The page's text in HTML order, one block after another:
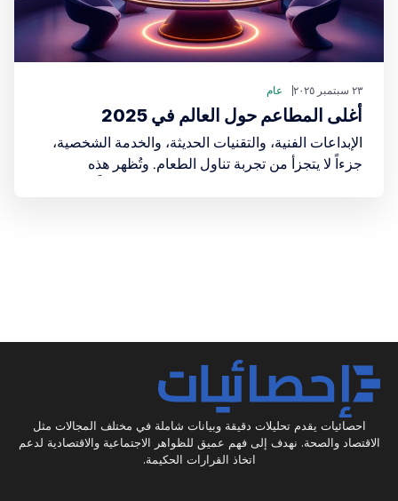
٢٣ سبتمبر ٢٠٢٥ عام
أغلى المطاعم حول العالم في 2025
الإبداعات الفنية، والتقنيات الحديثة، والخدمة الشخصية،
جزءاً لا يتجزأ من تجربة تناول الطعام. وتُظهر هذه
احصائيات يقدم تحليلات دقيقة وبيانات شاملة في مختلف المجالات مثل
الاقتصاد والصحة. نهدف إلى فهم عميق للظواهر الاجتماعية والاقتصادية لدعم
اتخاذ القرارات الحكيمة.